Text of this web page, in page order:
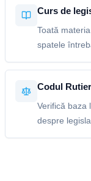
Curs de
Toată
spatele
Codul Rutier
Verifică baza
despre